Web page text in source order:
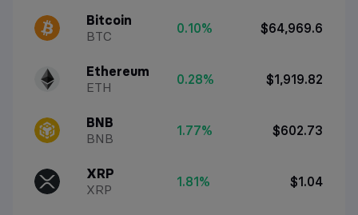
Bitcoin
BTC
0.10% $64,969.6
Ethereum
ETH
0.28% $1,919.82
BNB
BNB
1.77% $602.73
XRP
XRP
1.81% $1.04